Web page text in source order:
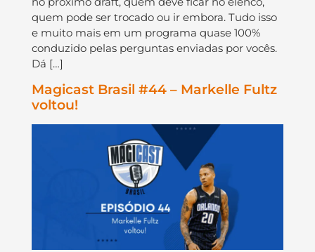
quem pode ser trocado ou ir embora. Tudo isso
e muito mais em um programa quase 100%
conduzido pelas perguntas enviadas por vocês.
Dá […]
Magicast Brasil #44 – Markelle Fultz
voltou!